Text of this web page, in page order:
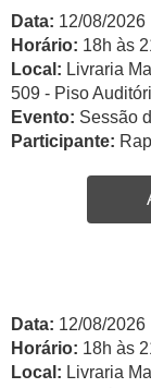
Data: 12/08/2026
Horário: 18h às
Local: Livraria
509 - Piso
Evento: Sessão
Participante:
Data: 12/08/2026
Horário: 18h às
Local: Livraria